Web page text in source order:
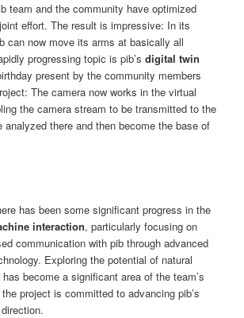
team and the community have optimized
effort. The result is impressive: In its
can now move its arms at basically all
progressing topic is pib’sdigital twin
present by the community members
The camera now works in the virtual
the camera stream to be transmitted to the
analyzed there and then become the base of
has been some significant progress in the
interaction, particularly focusing on
communication with pib through advanced
Exploring the potential of natural
become a significant area of the team’s
project is committed to advancing pib’s